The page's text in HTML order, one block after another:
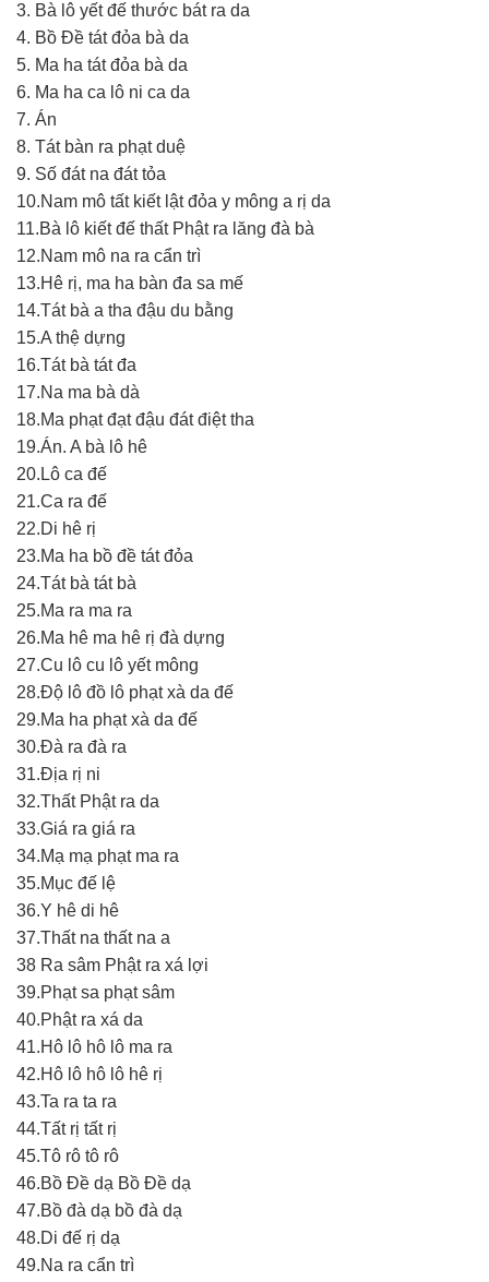
3. Bà lô yết đế thước bát ra da
4. Bồ Đề tát đỏa bà da
5. Ma ha tát đỏa bà da
6. Ma ha ca lô ni ca da
7. Án
8. Tát bàn ra phạt duệ
9. Số đát na đát tỏa
10.Nam mô tất kiết lật đỏa y mông a rị da
11.Bà lô kiết đế thất Phật ra lăng đà bà
12.Nam mô na ra cẩn trì
13.Hê rị, ma ha bàn đa sa mế
14.Tát bà a tha đậu du bằng
15.A thệ dựng
16.Tát bà tát đa
17.Na ma bà dà
18.Ma phạt đạt đậu đát điệt tha
19.Án. A bà lô hê
20.Lô ca đế
21.Ca ra đế
22.Di hê rị
23.Ma ha bồ đề tát đỏa
24.Tát bà tát bà
25.Ma ra ma ra
26.Ma hê ma hê rị đà dựng
27.Cu lô cu lô yết mông
28.Độ lô đồ lô phạt xà da đế
29.Ma ha phạt xà da đế
30.Đà ra đà ra
31.Địa rị ni
32.Thất Phật ra da
33.Giá ra giá ra
34.Mạ mạ phạt ma ra
35.Mục đế lệ
36.Y hê di hê
37.Thất na thất na a
38 Ra sâm Phật ra xá lợi
39.Phạt sa phạt sâm
40.Phật ra xá da
41.Hô lô hô lô ma ra
42.Hô lô hô lô hê rị
43.Ta ra ta ra
44.Tất rị tất rị
45.Tô rô tô rô
46.Bồ Đề dạ Bồ Đề dạ
47.Bồ đà dạ bồ đà dạ
48.Di đế rị dạ
49.Na ra cẩn trì